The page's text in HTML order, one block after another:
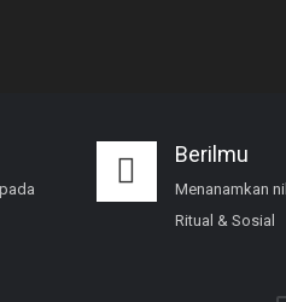
Berilmu
Menanamkan
Ritual & Sosial